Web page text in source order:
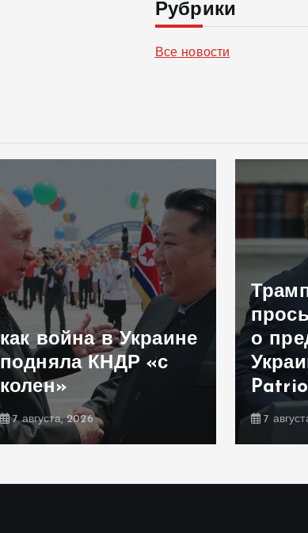
Рубрики
Все новости
как война в Украине
подняла КНДР «с
колен»
7 августа, 2026
о
7